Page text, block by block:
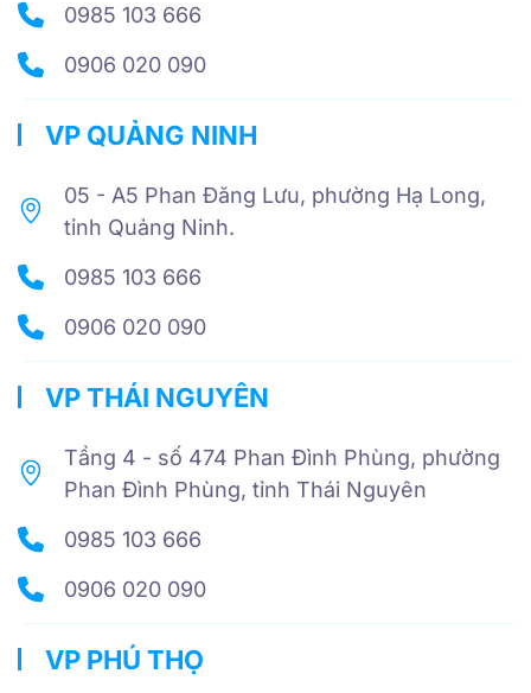
0985 103 666
0906 020 090
VP QUẢNG NINH
05 - A5 Phan Đăng Lưu, phường Hạ Long,
tỉnh Quảng Ninh.
0985 103 666
0906 020 090
VP THÁI NGUYÊN
Tầng 4 - số 474 Phan Đình Phùng, phường
Phan Đình Phùng, tỉnh Thái Nguyên
0985 103 666
0906 020 090
VP PHÚ THỌ